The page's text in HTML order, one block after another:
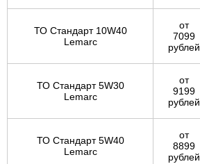
ТО Стандарт 10W40
Lemarc
от
7099
рублей
ТО Стандарт 5W30
Lemarc
от
9199
рублей
ТО Стандарт 5W40
Lemarc
от
8899
рублей